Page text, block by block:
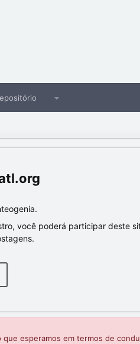
você poderá participar deste
esperamos em termos de